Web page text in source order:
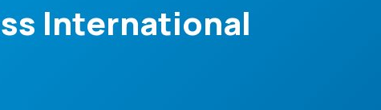
International